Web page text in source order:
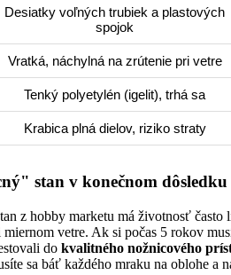
Desiatky voľných trubiek a plastových
spojok
Vratká, náchylná na zrútenie pri vetre
Tenký polyetylén (igelit), trhá sa
Krabica plná dielov, riziko straty
stan v konečnom dôsledku
z hobby marketu má životnosť
vetre. Ak si počas 5 rokov
do kvalitného nožnicového
sa báť každého mraku na oblohe a